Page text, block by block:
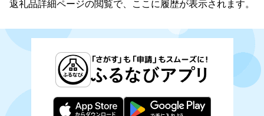
返礼品詳細ページの閲覧で、ここに履歴が表示されます。